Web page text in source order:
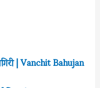
| Vanchit Bahujan